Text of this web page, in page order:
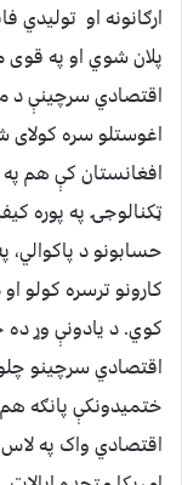
ارګانونه او
پلان شوي او په قوی
اقتصادي سرچینې د
اغوستلو سره کولای
افغانستان کې هم په
ټکنالوجۍ په پوره
حسابونو د
کارونو ترسره کولو
کوي. د یادونې وړ ده
اقتصادي سرچینو
ختمیدونکې پانګه
اقتصادي واک په